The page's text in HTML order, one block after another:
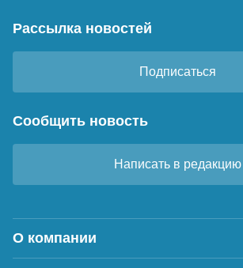
Рассылка новостей
Подписаться
Сообщить новость
Написать в редакцию
О компании